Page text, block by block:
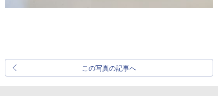
この写真の記事へ